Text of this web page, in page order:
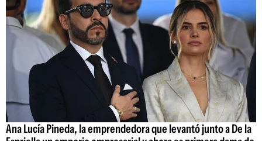
Ana Lucía Pineda, la emprendedora que levantó junto a De la